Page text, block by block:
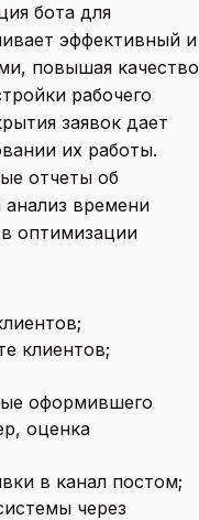
бота для
эффективный и
повышая качество
рабочего
заявок дает
их работы.
отчеты об
времени
оптимизации
клиентов;
оформившего
оценка
в канал постом;
через